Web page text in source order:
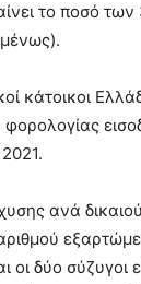
το ποσό
κάτοικοι
ανά
οι δύο σύζυγοι